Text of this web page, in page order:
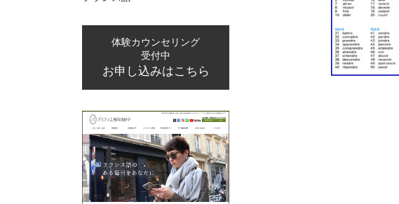
体験カウンセリング
受付中
お申し込みはこちら